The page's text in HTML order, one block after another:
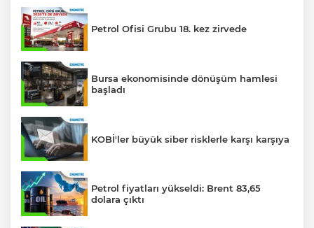
Petrol Ofisi Grubu 18. kez zirvede
Bursa ekonomisinde dönüşüm hamlesi
başladı
KOBİ'ler büyük siber risklerle karşı karşıya
Petrol fiyatları yükseldi: Brent 83,65
dolara çıktı